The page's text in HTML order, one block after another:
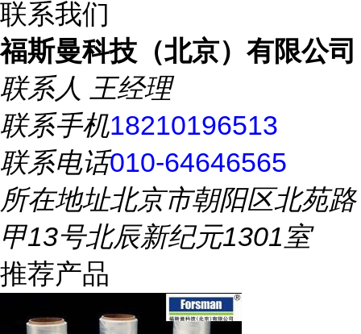
联系我们
福斯曼科技（北京）有限公司
联系人 王经理
联系手机18210196513
联系电话010-64646565
所在地址北京市朝阳区北苑路
甲13号北辰新纪元1301室
推荐产品